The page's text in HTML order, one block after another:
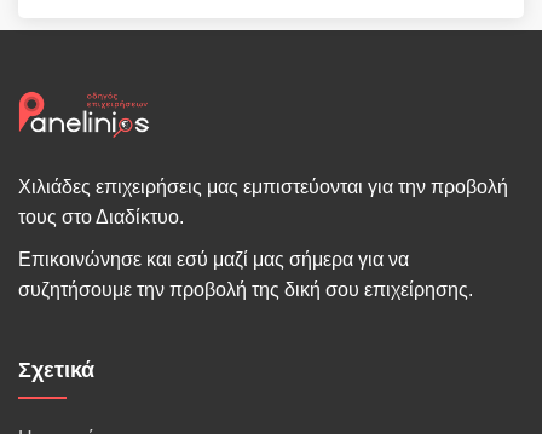
Χιλιάδες επιχειρήσεις μας εμπιστεύονται για την προβολή
τους στο Διαδίκτυο.
Επικοινώνησε και εσύ μαζί μας σήμερα για να
συζητήσουμε την προβολή της δική σου επιχείρησης.
Σχετικά